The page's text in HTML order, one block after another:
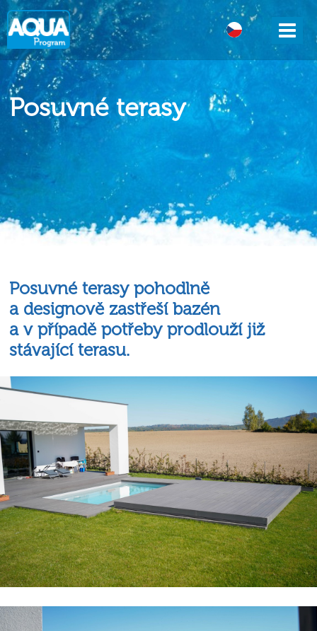
DE
Posuvné terasy
Posuvné terasy pohodlně
a designově zastřeší bazén
a v případě potřeby prodlouží již
stávající terasu.